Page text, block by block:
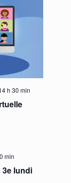
h 30 min
min
3e lundi